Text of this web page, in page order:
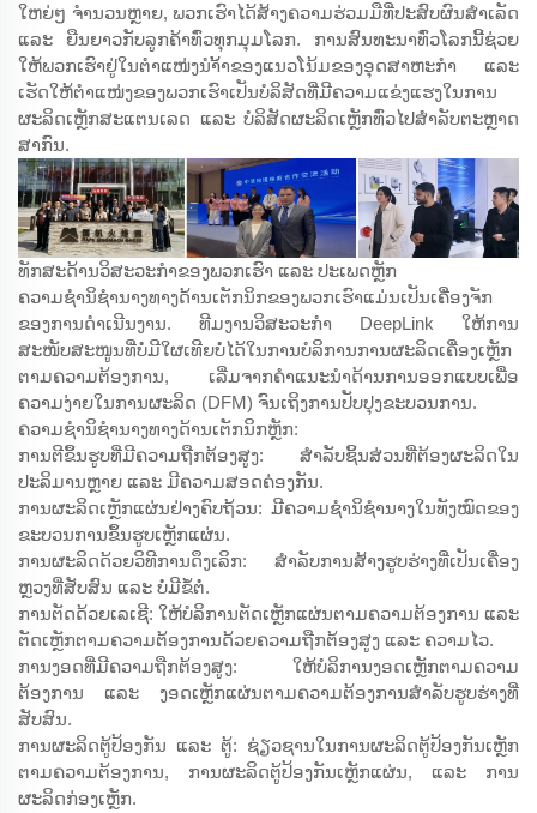
ໃຫຍ່ໆ ຈຳນວນຫຼາຍ, ພວກເຮົາໄດ້ສ້າງຄວາມຮ່ວມມືທີ່ປະສົບຜົນສຳເລັດ
ແລະ ຍືນຍາວກັບລູກຄ້າທົ່ວທຸກມຸມໂລກ. ການສົນທະນາທົ່ວໂລກນີ້ຊ່ວຍ
ໃຫ້ພວກເຮົາຢູ່ໃນຕຳແໜ່ງນຳ້້າຂອງແນວໂນ້ມຂອງອຸດສາຫະກຳ ແລະ
ເຮັດໃຫ້ຕຳແໜ່ງຂອງພວກເຮົາເປັນບໍລິສັດທີ່ມີຄວາມແຂ່ງແຮງໃນການ
ຜະລິດເຫຼັກສະແຕນເລດ ແລະ ບໍລິສັດຜະລິດເຫຼັກທົ່ວໄປສຳລັບຕະຫຼາດ
ສາກົນ.
ທັກສະດ້ານວິສະວະກຳຂອງພວກເຮົາ ແລະ ປະເພດຫຼັກ
ຄວາມຊຳນິຊຳນາງທາງດ້ານເຕັກນິກຂອງພວກເຮົາແມ່ນເປັນເຄື່ອງຈັກ
ຂອງການດຳເນີນງານ. ທີມງານວິສະວະກຳ DeepLink ໃຫ້ການ
ສະໜັບສະໜູນທີ່ບໍ່ມີໃຜເທີຍບໍ່ໄດ້ໃນການບໍລິການການຜະລິດເຄື່ອງເຫຼັກ
ຕາມຄວາມຕ້ອງການ, ເລີ່ມຈາກຄຳແນະນຳດ້ານການອອກແບບເພື່ອ
ຄວາມງ່າຍໃນການຜະລິດ (DFM) ຈົນເຖິງການປັບປຸງຂະບວນການ.
ຄວາມຊຳນິຊຳນາງທາງດ້ານເຕັກນິກຫຼັກ:
ການຕີຂຶ້ນຮູບທີ່ມີຄວາມຖືກຕ້ອງສູງ: ສຳລັບຊິ້ນສ່ວນທີ່ຕ້ອງຜະລິດໃນ
ປະລິມານຫຼາຍ ແລະ ມີຄວາມສອດຄ່ອງກັນ.
ການຜະລິດເຫຼັກແຜ່ນຢ່າງຄົບຖ້ວນ: ມີຄວາມຊຳນິຊຳນາງໃນທັງໝົດຂອງ
ຂະບວນການຂຶ້ນຮູບເຫຼັກແຜ່ນ.
ການຜະລິດດ້ວຍວິທີການດຶງເລິກ: ສຳລັບການສ້າງຮູບຮ່າງທີ່ເປັນເຄື່ອງ
ຫຼວງທີ່ສັບສົນ ແລະ ບໍ່ມີຂໍ້ຕໍ່.
ການຕັດດ້ວຍເລເຊີ: ໃຫ້ບໍລິການຕັດເຫຼັກແຜ່ນຕາມຄວາມຕ້ອງການ ແລະ
ຕັດເຫຼັກຕາມຄວາມຕ້ອງການດ້ວຍຄວາມຖືກຕ້ອງສູງ ແລະ ຄວາມໄວ.
ການງອດທີ່ມີຄວາມຖືກຕ້ອງສູງ: ໃຫ້ບໍລິການງອດເຫຼັກຕາມຄວາມ
ຕ້ອງການ ແລະ ງອດເຫຼັກແຜ່ນຕາມຄວາມຕ້ອງການສຳລັບຮູບຮ່າງທີ່
ສັບສົນ.
ການຜະລິດຕູ້ປ້ອງກັນ ແລະ ຕູ້: ຊ່ຽວຊານໃນການຜະລິດຕູ້ປ້ອງກັນເຫຼັກ
ຕາມຄວາມຕ້ອງການ, ການຜະລິດຕູ້ປ້ອງກັນເຫຼັກແຜ່ນ, ແລະ ການ
ຜະລິດກ່ອງເຫຼັກ.